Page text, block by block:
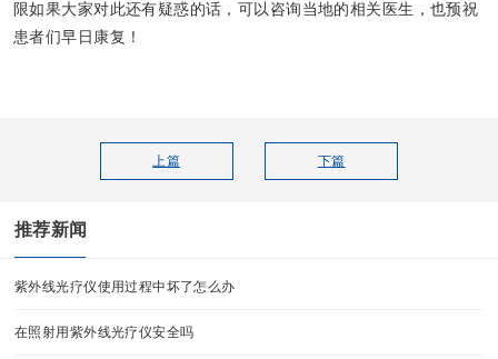
限如果大家对此还有疑惑的话，可以咨询当地的相关医生，也预祝
患者们早日康复！
上篇 下篇
推荐新闻
紫外线光疗仪使用过程中坏了怎么办
在照射用紫外线光疗仪安全吗